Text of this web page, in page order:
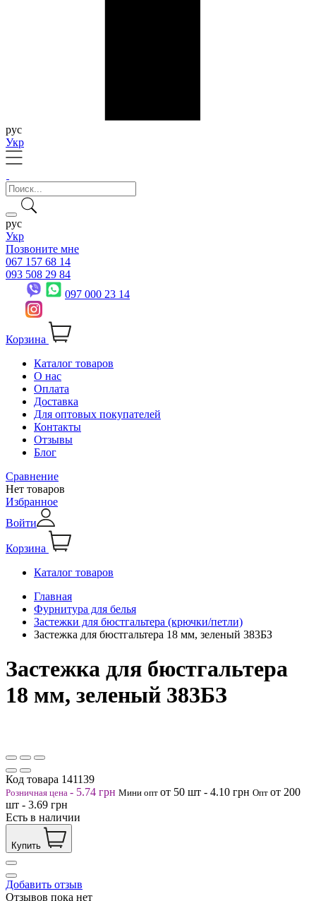
рус
Укр
рус
Укр
Позвоните мне
067 157 68 14
093 508 29 84
097 000 23 14
Корзина
Каталог товаров
О нас
Оплата
Доставка
Для оптовых покупателей
Контакты
Отзывы
Блог
Сравнение
Нет товаров
Избранное
Войти
Корзина
Каталог товаров
Главная
Фурнитура для белья
Застежки для бюстгальтера (крючки/петли)
Застежка для бюстгальтера 18 мм, зеленый 383БЗ
Застежка для бюстгальтера
18 мм, зеленый 383БЗ
Код товара 141139
Розничная цена - 5.74 грн Мини опт от 50 шт - 4.10 грн Опт от 200
шт - 3.69 грн
Есть в наличии
Купить
Добавить отзыв
Отзывов пока нет